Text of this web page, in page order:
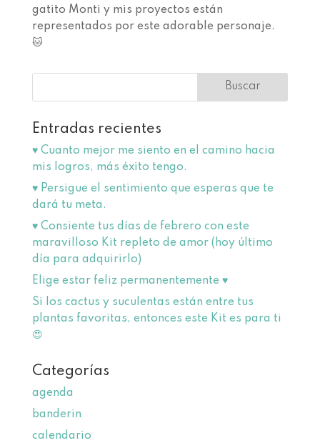
gatito Monti y mis proyectos están
representados por este adorable personaje.
🐱
Entradas recientes
♥️ Cuanto mejor me siento en el camino hacia
mis logros, más éxito tengo.
♥️ Persigue el sentimiento que esperas que te
dará tu meta.
♥️ Consiente tus días de febrero con este
maravilloso Kit repleto de amor (hoy último
día para adquirirlo)
Elige estar feliz permanentemente ♥
Si los cactus y suculentas están entre tus
plantas favoritas, entonces este Kit es para ti
😍
Categorías
agenda
banderin
calendario